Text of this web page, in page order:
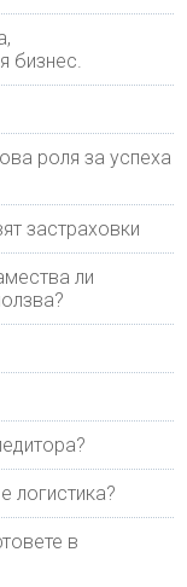
бизнес.
роля за успеха
застраховки
ли
логистика?
в